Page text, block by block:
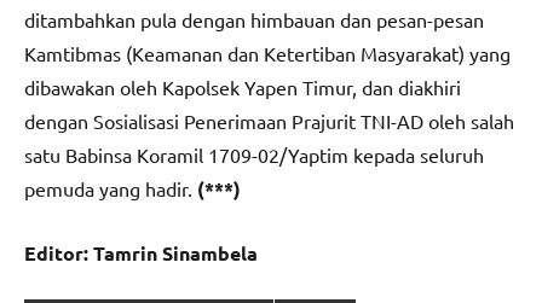
ditambahkan pula dengan himbauan dan pesan-pesan
Kamtibmas (Keamanan dan Ketertiban Masyarakat) yang
dibawakan oleh Kapolsek Yapen Timur, dan diakhiri
dengan Sosialisasi Penerimaan Prajurit TNI-AD oleh salah
satu Babinsa Koramil 1709-02/Yaptim kepada seluruh
pemuda yang hadir. (***)
Editor: Tamrin Sinambela